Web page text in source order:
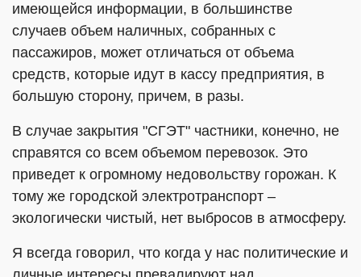
имеющейся информации, в большинстве
случаев объем наличных, собранных с
пассажиров, может отличаться от объема
средств, которые идут в кассу предприятия, в
большую сторону, причем, в разы.
В случае закрытия "СГЭТ" частники, конечно, не
справятся со всем объемом перевозок. Это
приведет к огромному недовольству горожан. К
тому же городской электротранспорт –
экологически чистый, нет выбросов в атмосферу.
Я всегда говорил, что когда у нас политические и